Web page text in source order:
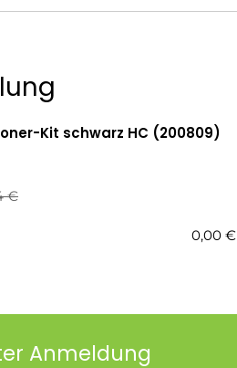
Kit schwarz HC (200809)
€
0,00 €
Anmeldung